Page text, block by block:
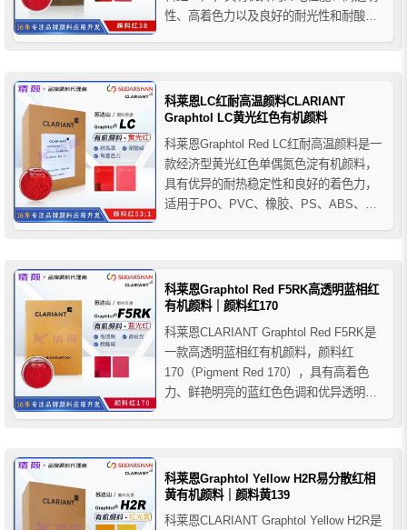
性、高着色力以及良好的耐光性和耐酸碱
聚合物体系。
科莱恩LC红耐高温颜料CLARIANT
Graphtol LC黄光红色有机颜料
科莱恩Graphtol Red LC红耐高温颜料是一
款经济型黄光红色单偶氮色淀有机颜料，
具有优异的耐热稳定性和良好的着色力，
适用于PO、PVC、橡胶、PS、ABS、
科莱恩Graphtol Red F5RK高透明蓝相红
有机颜料｜颜料红170
科莱恩CLARIANT Graphtol Red F5RK是
一款高透明蓝相红有机颜料，颜料红
170（Pigment Red 170），具有高着色
力、鲜艳明亮的蓝红色色调和优异透明性
科莱恩Graphtol Yellow H2R易分散红相
黄有机颜料｜颜料黄139
科莱恩CLARIANT Graphtol Yellow H2R是